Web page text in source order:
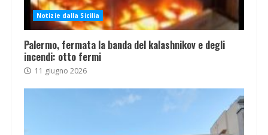
Notizie dalla Sicilia
Palermo, fermata la banda del kalashnikov e degli
incendi: otto fermi
11 giugno 2026